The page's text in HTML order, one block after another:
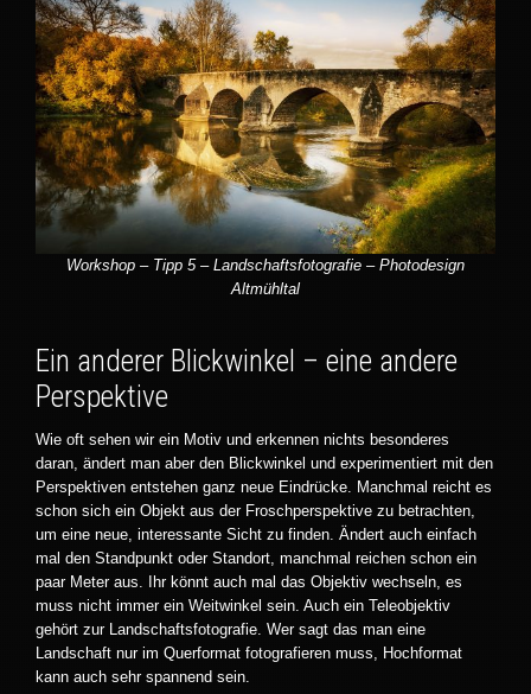
Workshop – Tipp 5 – Landschaftsfotografie – Photodesign
Altmühltal
Ein anderer Blickwinkel – eine andere
Perspektive
Wie oft sehen wir ein Motiv und erkennen nichts besonderes
daran, ändert man aber den Blickwinkel und experimentiert mit den
Perspektiven entstehen ganz neue Eindrücke. Manchmal reicht es
schon sich ein Objekt aus der Froschperspektive zu betrachten,
um eine neue, interessante Sicht zu finden. Ändert auch einfach
mal den Standpunkt oder Standort, manchmal reichen schon ein
paar Meter aus. Ihr könnt auch mal das Objektiv wechseln, es
muss nicht immer ein Weitwinkel sein. Auch ein Teleobjektiv
gehört zur Landschaftsfotografie. Wer sagt das man eine
Landschaft nur im Querformat fotografieren muss, Hochformat
kann auch sehr spannend sein.